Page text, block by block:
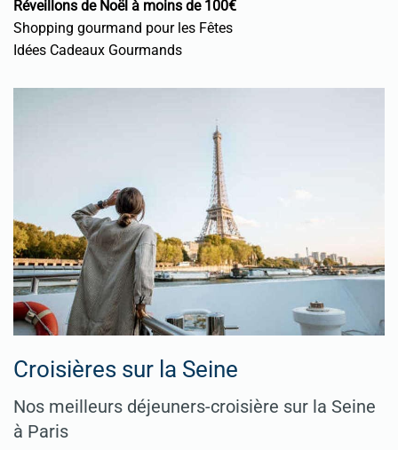
Réveillons de Noël à moins de 100€
Shopping gourmand pour les Fêtes
Idées Cadeaux Gourmands
Croisières sur la Seine
Nos meilleurs déjeuners-croisière sur la Seine
à Paris